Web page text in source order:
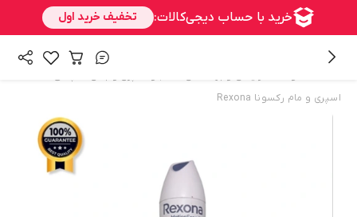
اسپری و مام رکسونا Rexona